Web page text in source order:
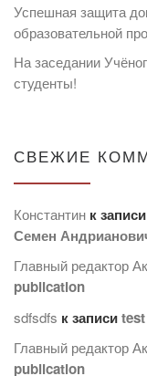
Успешная защита
образовательной
На заседании
студенты!
СВЕЖИЕ
Константин к записи
Семен
Главный редактор
publication
sdfsdfs к записи
Главный редактор
publication